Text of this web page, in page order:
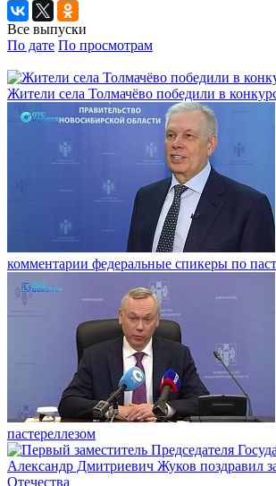
Все выпуски
По дате По просмотрам
Жители села Толмачёво победили в
комментарии федеральные спикеры по
пастереллезом